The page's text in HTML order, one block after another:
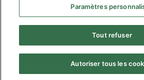
Menu
© Ordre des optométristes du Québec
Paramètres
Tout refuser
Autoriser tous les